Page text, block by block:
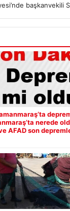
başkanvekili
nerede
AFAD son